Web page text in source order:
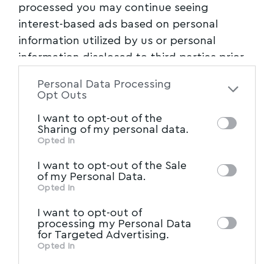
processed you may continue seeing
interest-based ads based on personal
information utilized by us or personal
information disclosed to third parties prior
of the further disclosure of your personal
of downstream participants. This
information may also be disclosed by us to
Participantsthat may further disclose it to
other third parties.
Personal Data Processing
Opt Outs
I want to opt-out of the
Sharing of my personal data.
Opted In
I want to opt-out of the Sale
of my Personal Data.
Opted In
I want to opt-out of
processing my Personal Data
for Targeted Advertising.
Opted In